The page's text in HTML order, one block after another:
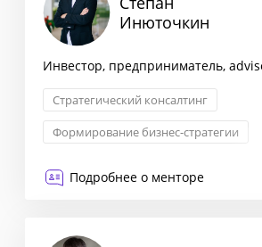
Инюточкин
Инвестор, предприниматель,
Стратегический консалтинг
Формирование бизнес-стратегии
Подробнее о менторе